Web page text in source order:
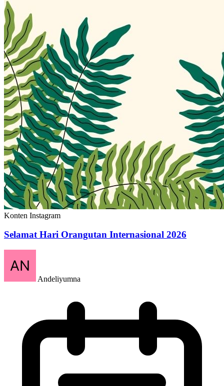
Konten Instagram
Selamat Hari Orangutan Internasional 2026
Andeliyumna